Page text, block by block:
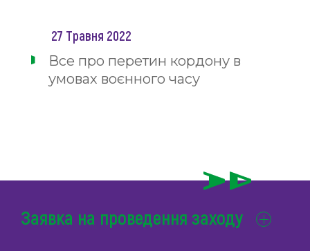
27 Травня 2022
Все про перетин кордону в
умовах воєнного часу
Заявка на проведення заходу